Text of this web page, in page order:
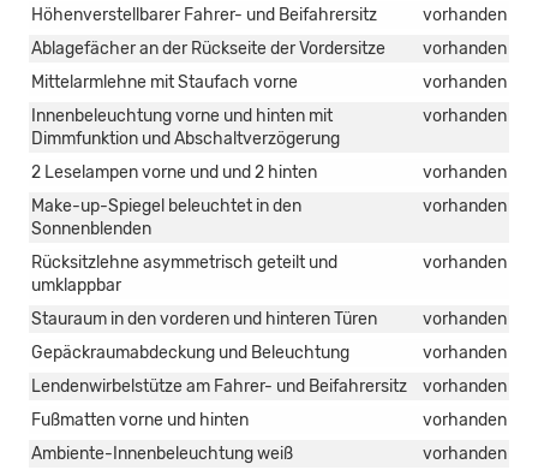
Höhenverstellbarer Fahrer- und Beifahrersitz
vorhanden
Ablagefächer an der Rückseite der Vordersitze
vorhanden
Mittelarmlehne mit Staufach vorne
vorhanden
Innenbeleuchtung vorne und hinten mit
Dimmfunktion und Abschaltverzögerung
vorhanden
2 Leselampen vorne und und 2 hinten
vorhanden
Make-up-Spiegel beleuchtet in den
Sonnenblenden
vorhanden
Rücksitzlehne asymmetrisch geteilt und
umklappbar
vorhanden
Stauraum in den vorderen und hinteren Türen
vorhanden
Gepäckraumabdeckung und Beleuchtung
vorhanden
Lendenwirbelstütze am Fahrer- und Beifahrersitz
vorhanden
Fußmatten vorne und hinten
vorhanden
Ambiente-Innenbeleuchtung weiß
vorhanden